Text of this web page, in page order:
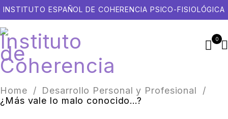
INSTITUTO ESPAÑOL DE COHERENCIA PSICO-FISIOLÓGICA
0
Home / Desarrollo Personal y Profesional
/
¿Más vale lo malo conocido…?